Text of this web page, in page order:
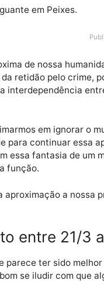
AO
em
de nossa
da retidão pelo
da
teimarmos em
com essa fantasia
aproximação a